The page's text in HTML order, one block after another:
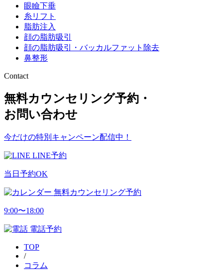
眼瞼下垂
糸リフト
脂肪注入
顔の脂肪吸引
顔の脂肪吸引・バッカルファット除去
鼻整形
Contact
無料カウンセリング予約・
お問い合わせ
今だけの特別キャンペーン配信中！
LINE予約
当日予約OK
無料カウンセリング予約
9:00〜18:00
電話予約
TOP
/
コラム